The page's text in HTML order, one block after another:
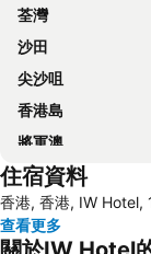
荃灣
沙田
尖沙咀
香港島
將軍澳
Mong Kok Metro
南山區
元朗
住宿資料
香港, 香港, IW Hotel,
查看更多